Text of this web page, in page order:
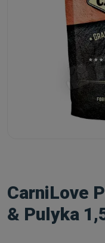
CarniLove
& Pulyka